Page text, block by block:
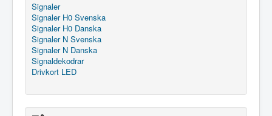
Signaler
Signaler H0 Svenska
Signaler H0 Danska
Signaler N Svenska
Signaler N Danska
Signaldekodrar
Drivkort LED